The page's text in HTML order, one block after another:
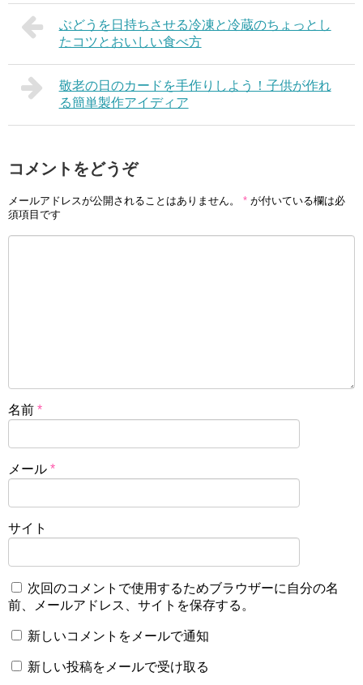
ぶどうを日持ちさせる冷凍と冷蔵のちょっとし
たコツとおいしい食べ方
敬老の日のカードを手作りしよう！子供が作れ
る簡単製作アイディア
コメントをどうぞ
メールアドレスが公開されることはありません。 * が付いている欄は必
須項目です
名前 *
メール *
サイト
次回のコメントで使用するためブラウザーに自分の名
前、メールアドレス、サイトを保存する。
新しいコメントをメールで通知
新しい投稿をメールで受け取る